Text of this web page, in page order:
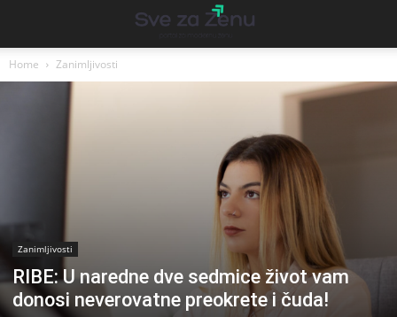
Home Zanimljivosti
Zanimljivosti
RIBE: U naredne dve sedmice život vam
donosi neverovatne preokrete i čuda!